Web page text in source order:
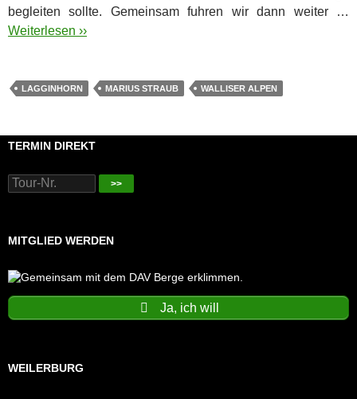
begleiten sollte. Gemeinsam fuhren wir dann weiter …
Weiterlesen ››
LAGGINHORN MARIUS STRAUB WALLISER ALPEN
TERMIN DIREKT
>>
MITGLIED WERDEN
Ja, ich will
WEILERBURG